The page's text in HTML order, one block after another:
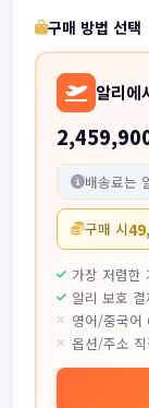
구매 방법 선택
알리에
배송료는
구매 시
가장 저렴한
알리 보호
영어/중국어
옵션/주소